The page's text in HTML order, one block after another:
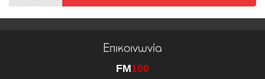
Επικοινωνία
FM100